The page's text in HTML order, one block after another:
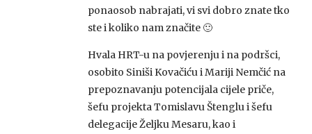
ponaosob nabrajati, vi svi dobro znate tko
ste i koliko nam značite 🙂
Hvala HRT-u na povjerenju i na podršci,
osobito Siniši Kovačiću i Mariji Nemčić na
prepoznavanju potencijala cijele priče,
šefu projekta Tomislavu Štenglu i šefu
delegacije Željku Mesaru, kao i